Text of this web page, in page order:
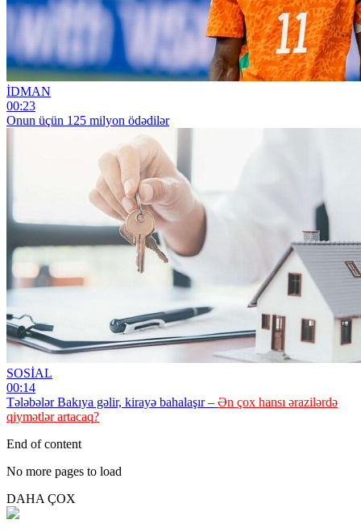
İDMAN
00:23
Onun üçün 125 milyon ödədilər
SOSİAL
00:14
Tələbələr Bakıya gəlir, kirayə bahalaşır – Ən çox hansı ərazilərdə
qiymətlər artacaq?
End of content
No more pages to load
DAHA ÇOX